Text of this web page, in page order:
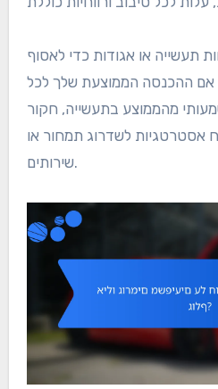
תעשייה או אגודות כדי לאסוף
אם ההכנסה הממוצעת שלך לכל
מהממוצע בתעשייה, חקור
אסטרטגיות לשדרוג תמחור או
שירותים.